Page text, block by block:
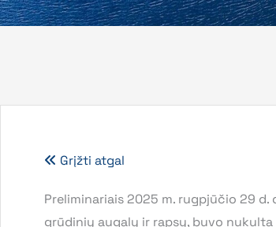
Grįžti atgal
Preliminariais 2025 m. rugpjūčio 29
grūdinių augalų ir rapsų, buvo